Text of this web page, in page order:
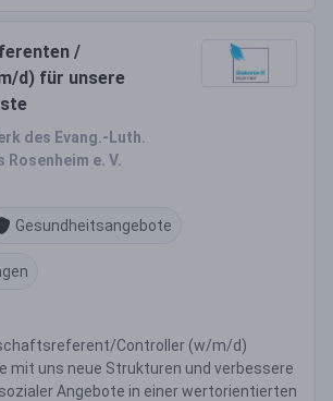
/
d) für unsere
des Evang.-Luth.
e. V.
Gesundheitsangebote
Controller (w/m/d)
mit uns neue Strukturen und verbessere
Angebote in einer wertorientierten